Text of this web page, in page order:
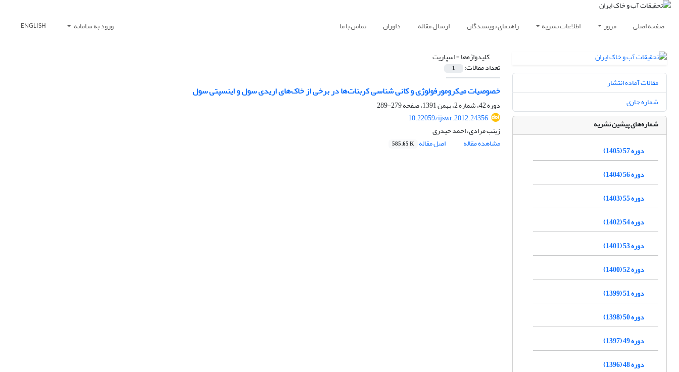
صفحه اصلی مرور اطلاعات نشریه راهنمای نویسندگان ارسال مقاله داوران تماس با ما ورود به سامانه ENGLISH
کلیدواژه‌ها =اسپاریت
تعداد مقالات: 1
خصوصیات میکرومورفولوژی و کانی شناسی کربنات‌ها در برخی از خاک‌های اریدی سول و اینسپتی سول
دوره 42، شماره 2، بهمن 1391، صفحه
279-289
10.22059/ijswr.2012.24356
زینب مرادی، احمد حیدری
مشاهده مقاله
اصل مقاله 585.65 K
مقالات آماده انتشار
شماره جاری
شماره‌های پیشین نشریه
دوره 57 (1405)
دوره 56 (1404)
دوره 55 (1403)
دوره 54 (1402)
دوره 53 (1401)
دوره 52 (1400)
دوره 51 (1399)
دوره 50 (1398)
دوره 49 (1397)
دوره 48 (1396)